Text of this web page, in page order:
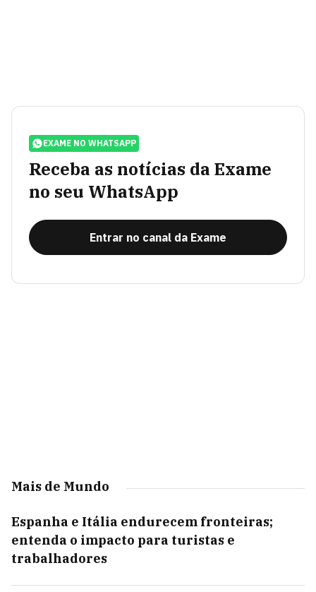
EXAME NO WHATSAPP
Receba as notícias da Exame
no seu WhatsApp
Entrar no canal da Exame
Mais de Mundo
Espanha e Itália endurecem fronteiras;
entenda o impacto para turistas e
trabalhadores